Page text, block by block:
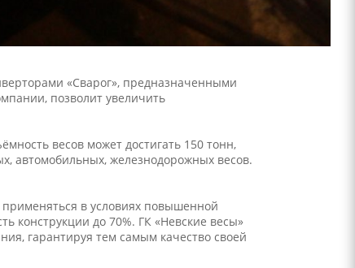
«Сварог», предназначенными
позволит увеличить
весов может достигать 150 тонн,
автомобильных, железнодорожных весов.
в условиях повышенной
конструкции до 70%. ГК «Невские весы»
гарантируя тем самым качество своей